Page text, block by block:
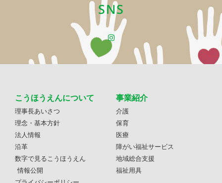
SNS
こうほうえんについて
理事長あいさつ
理念・基本方針
法人情報
沿革
数字で見るこうほうえん
情報公開
事業紹介
介護
保育
医療
障がい福祉サービス
地域総合支援
福祉用具